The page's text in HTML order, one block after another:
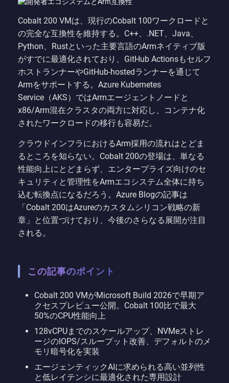
Cobalt 200 VMは、現行のCobalt 100ワークロードと
の完全な互換性を維持する。C++、.NET、Java、
Python、Rustといった主要言語のArmネイティブ版
がすでに最適化されており、GitHub Actionsもセルフ
ホストランナーやGitHub-hostedランナーを通じて
Armをサポートする。Azure Kubernetes
Service（AKS）ではArmエージェントノードと
x86/Arm混在クラスタの両方に対応し、コンテナ化
されたワークロードの移行も容易だ。
クラウドインフラにおけるArm採用の流れはとどま
るところを知らない。Cobalt 200の登場は、単なる
性能向上にとどまらず、エンタープライズ向けのセ
キュリティと管理性をArmエコシステム全体に持ち
込む転換点になるだろう。Azure Blogの記事は
「Cobalt 200はAzureのカスタムシリコン戦略の新
章」と位置づけており、今後のさらなる展開が注目
される。
この記事のポイント
Cobalt 200 VMがMicrosoft Build 2026で早期ア
クセスプレビュー公開。Cobalt 100比で最大
50%のCPU性能向上
128vCPUまでのスケールアップ、NVMeストレ
ージのIOPS/スループット改善、デフォルトのメ
モリ暗号化を実装
エージェンティックAIに求められる高い並列性
と低レイテンシに最適化された専用設計